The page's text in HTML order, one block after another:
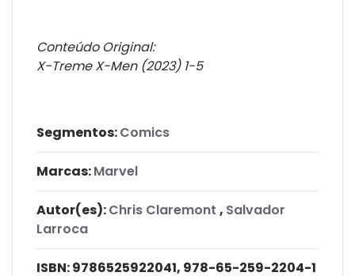
Conteúdo Original:
X-Treme X-Men (2023) 1-5
Segmentos:Comics
Marcas:Marvel
Autor(es):Chris Claremont , Salvador
Larroca
ISBN:9786525922041, 978-65-259-2204-1